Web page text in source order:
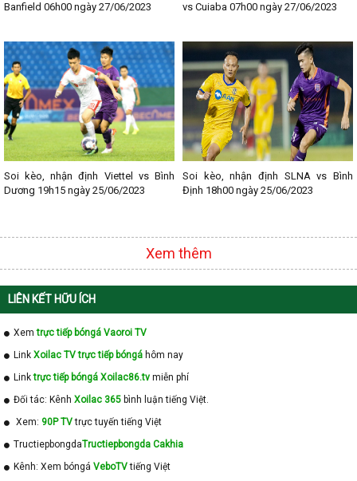
Banfield 06h00 ngày 27/06/2023
vs Cuiaba 07h00 ngày 27/06/2023
Soi kèo, nhận định Viettel vs Bình
Dương 19h15 ngày 25/06/2023
Soi kèo, nhận định SLNA vs Bình
Định 18h00 ngày 25/06/2023
Xem thêm
LIÊN KẾT HỮU ÍCH
Xemtrực tiếp bóngá Vaoroi TV
Link Xoilac TV trực tiếp bóngá hôm nay
Linktrực tiếp bóngá Xoilac86.tv miễn phí
Đối tác: Kênh Xoilac 365 bình luận tiếng Việt.
Xem: 90P TVtrực tuyến tiếng Việt
TructiepbongdaTructiepbongda Cakhia
Kênh: Xem bóngá VeboTVtiếng Việt